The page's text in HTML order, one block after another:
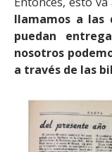
llamamos a las
puedan
nosotros
a través de las